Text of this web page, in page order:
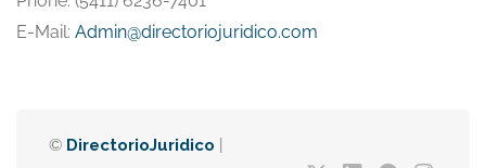
E-Mail: Admin@directoriojuridico.com
© DirectorioJuridico